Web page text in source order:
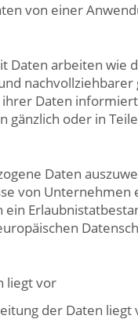
von einer
arbeiten wie
Daten
gänzlich oder in
Daten
von
liegt vor
der Daten